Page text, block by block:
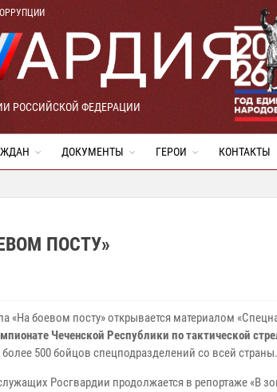
РОССИЙСКОЙ ФЕДЕРАЦИИ
ДОКУМЕНТЫ ГЕРОИ КОНТАКТЫ
ПОСТУ»
«На боевом посту» открывается материалом
Чеченской Республики по тактической
500 бойцов спецподразделений со всей страны.
Росгвардии продолжается в репортаже «В